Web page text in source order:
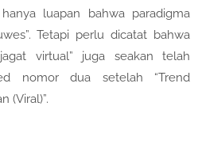
luapan bahwa paradigma
Tetapi perlu dicatat bahwa
virtual” juga seakan telah
nomor dua setelah “Trend
(Viral)”.